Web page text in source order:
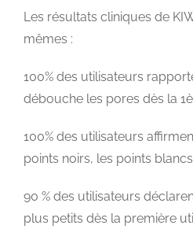
Les résultats cliniques de
mêmes :
100% des utilisateurs
débouche les pores dès la
100% des utilisateurs
points noirs, les points
90 % des utilisateurs
plus petits dès la première